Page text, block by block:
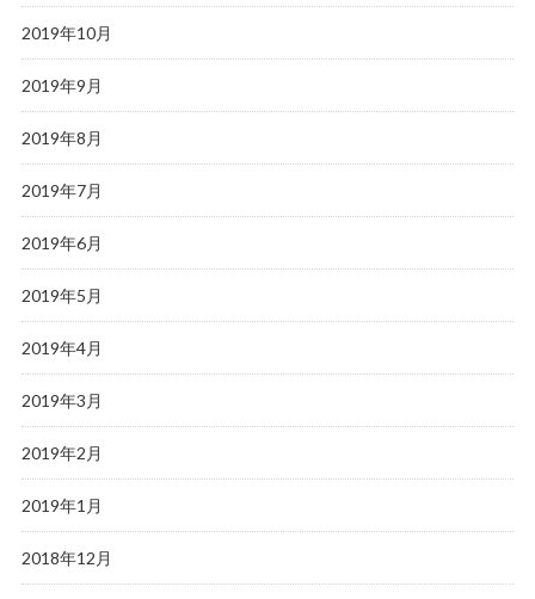
2019年10月
2019年9月
2019年8月
2019年7月
2019年6月
2019年5月
2019年4月
2019年3月
2019年2月
2019年1月
2018年12月